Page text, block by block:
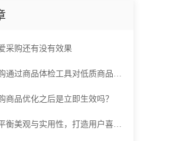
采购还有没有效果
商品体检工具对低质商品进行优化后，店铺分会有提升吗？
商品优化之后是立即生效吗？
美观与实用性，打造用户喜欢的优质网站